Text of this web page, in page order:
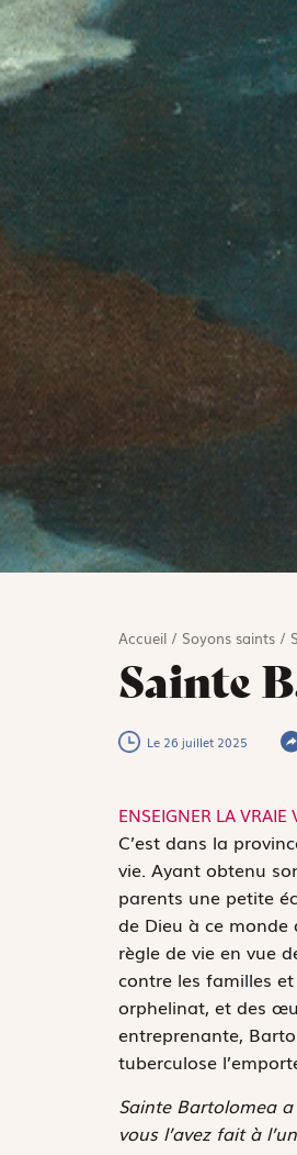
Accueil/ Soyons saints/
Sainte
Le 26 juillet 2025
ENSEIGNER LA VRAIE
C’est dans la
vie. Ayant obtenu
parents une petite
de Dieu à ce monde
règle de vie en vue
contre les familles
orphelinat, et des
entreprenante,
tuberculose
Sainte Bartolomea
vous l’avez fait à